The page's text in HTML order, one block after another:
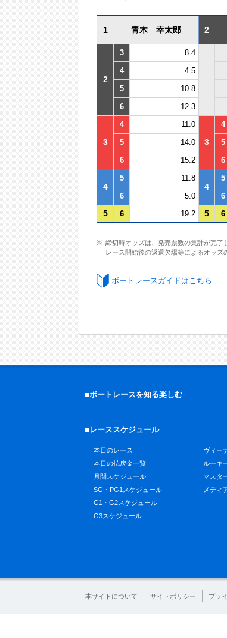
1 青木 幸太郎 2
2
3
8.4
4
4.5
5
10.8
6
12.3
3
4 11.0
3
4
5
14.0 5
6
15.2 6
4
5 11.8
4
5
6
5.0 6
5 6 19.2 5 6
締切時オッズは、発売票数の集計が完了
レース開始後の返還欠場等によるオッズ
ボートレースガイドはこちら
■ボートレースを知る楽しむ
■レーススケジュール
本日のレース
本日の払戻金一覧
月間スケジュール
SG・PG1スケジュール
G1・G2スケジュール
G3スケジュール
ヴィー
ルーキ
マスタ
メディ
本サイトについて サイトポリシー プラ